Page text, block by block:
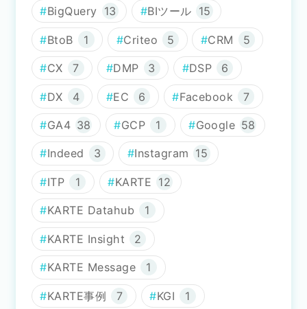
BigQuery 13 BIツール 15
BtoB 1 Criteo 5 CRM 5
CX 7 DMP 3 DSP 6
DX 4 EC 6 Facebook 7
GA4 38 GCP 1 Google 58
Indeed 3 Instagram 15
ITP 1 KARTE 12
KARTE Datahub 1
KARTE Insight 2
KARTE Message 1
KARTE事例 7 KGI 1